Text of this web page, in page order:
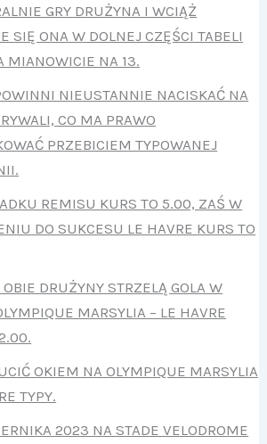
GRY DRUŻYNA I WCIĄŻ
SIĘ ONA W DOLNEJ CZĘŚCI TABELI
MIANOWICIE NA 13.
NIEUSTANNIE NACISKAĆ NA
CO MA PRAWO
PRZEBICIEM TYPOWANEJ
REMISU KURS TO 5.00, ZAŚ W
DO SUKCESU LE HAVRE KURS TO
DRUŻYNY STRZELĄ GOLA W
MARSYLIA – LE HAVRE
OKIEM NA OLYMPIQUE MARSYLIA
TYPY.
2023 NA STADE VELODROME